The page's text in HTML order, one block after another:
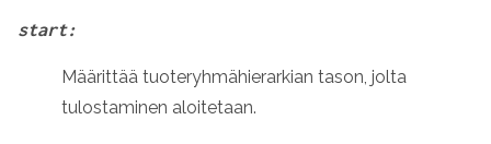
start:
Määrittää tuoteryhmähierarkian tason, jolta
tulostaminen aloitetaan.